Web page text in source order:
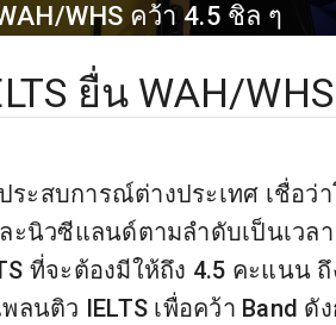
WHS คว้า 4.5 ชิล ๆ
ยื่น WAH/
ะสบการณ์ต่างประเทศ เชื่อว่า
ะนิวซีแลนด์ตามลำดับเป็นเวล
ที่จะต้องมีให้ถึง 4.5 คะแนน
ลนติว IELTS เพื่อคว้า Band